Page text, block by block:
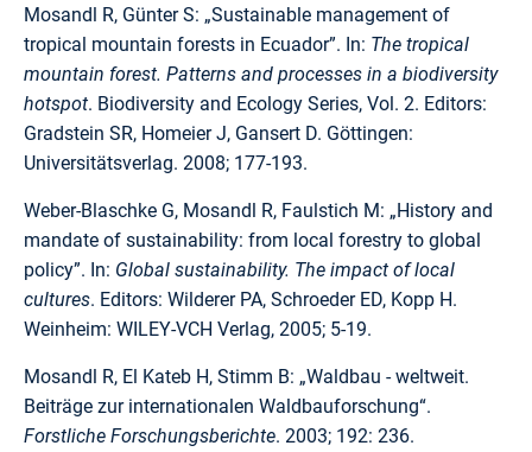
Mosandl R, Günter S: „Sustainable management of
tropical mountain forests in Ecuador”. In: The tropical
mountain forest. Patterns and processes in a biodiversity
hotspot. Biodiversity and Ecology Series, Vol. 2. Editors:
Gradstein SR, Homeier J, Gansert D. Göttingen:
Universitätsverlag. 2008; 177-193.
Weber-Blaschke G, Mosandl R, Faulstich M: „History and
mandate of sustainability: from local forestry to global
policy”. In: Global sustainability. The impact of local
cultures. Editors: Wilderer PA, Schroeder ED, Kopp H.
Weinheim: WILEY-VCH Verlag, 2005; 5-19.
Mosandl R, El Kateb H, Stimm B: „Waldbau - weltweit.
Beiträge zur internationalen Waldbauforschung“.
Forstliche Forschungsberichte. 2003; 192: 236.